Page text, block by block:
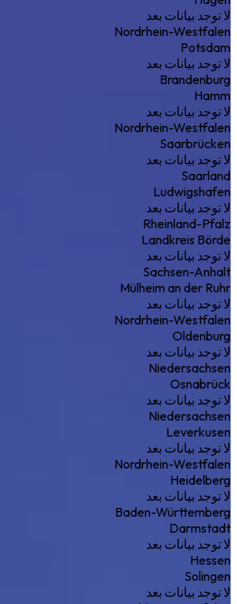
لا توجد بيانات بعد
Nordrhein-Westfalen
Potsdam
لا توجد بيانات بعد
Brandenburg
Hamm
لا توجد بيانات بعد
Nordrhein-Westfalen
Saarbrücken
لا توجد بيانات بعد
Saarland
Ludwigshafen
لا توجد بيانات بعد
Rheinland-Pfalz
Landkreis Börde
لا توجد بيانات بعد
Sachsen-Anhalt
Mülheim an der Ruhr
لا توجد بيانات بعد
Nordrhein-Westfalen
Oldenburg
لا توجد بيانات بعد
Niedersachsen
Osnabrück
لا توجد بيانات بعد
Niedersachsen
Leverkusen
لا توجد بيانات بعد
Nordrhein-Westfalen
Heidelberg
لا توجد بيانات بعد
Baden-Württemberg
Darmstadt
لا توجد بيانات بعد
Hessen
Solingen
لا توجد بيانات بعد